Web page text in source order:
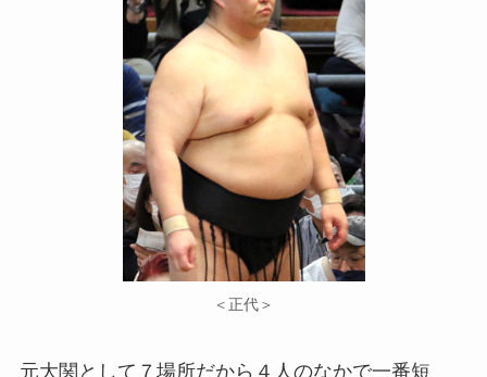
＜正代＞
元大関として７場所だから４人のなかで一番短